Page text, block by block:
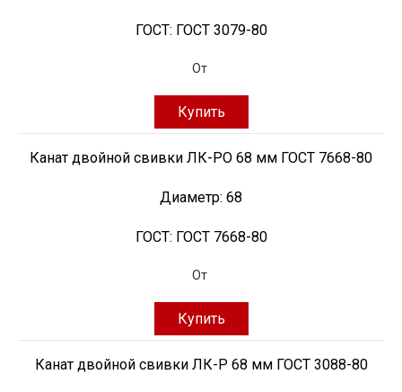
ГОСТ: ГОСТ 3079-80
От
Купить
Канат двойной свивки ЛК-РО 68 мм ГОСТ 7668-80
Диаметр: 68
ГОСТ: ГОСТ 7668-80
От
Купить
Канат двойной свивки ЛК-Р 68 мм ГОСТ 3088-80